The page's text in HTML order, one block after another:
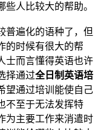
人比较大的帮助。
普遍化的语种了，但
的时候有很大的帮
士而言懂得英语也许
择通过全日制英语培
望通过培训能使自己
不至于无法发挥特
为主要工作来消遣时